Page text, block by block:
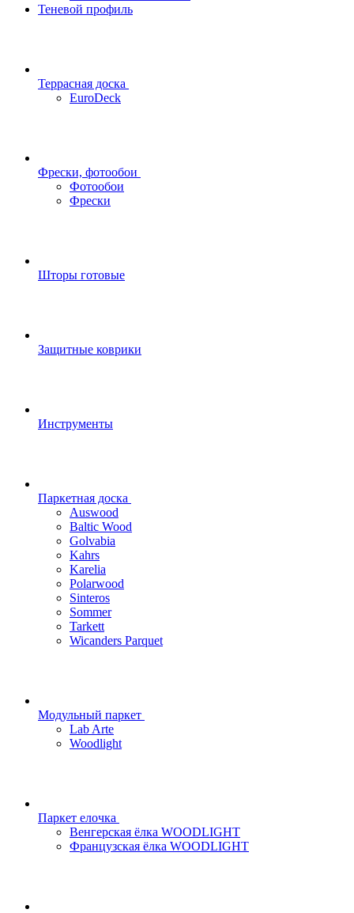
Теневой профиль
Террасная доска
EuroDeck
Фрески, фотообои
Фотообои
Фрески
Шторы готовые
Защитные коврики
Инструменты
Паркетная доска
Auswood
Baltic Wood
Golvabia
Kahrs
Karelia
Polarwood
Sinteros
Sommer
Tarkett
Wicanders Parquet
Модульный паркет
Lab Arte
Woodlight
Паркет елочка
Венгерская ёлка WOODLIGHT
Французская ёлка WOODLIGHT